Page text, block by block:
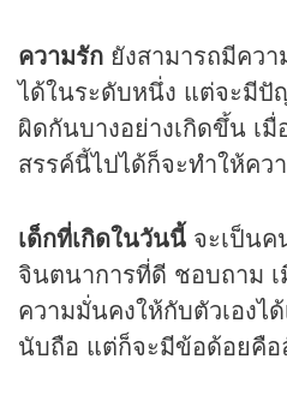
ความรัก ยังสามารถมีคว
ได้ในระดับหนึ่ง แต่จะมีปั
ผิดกันบางอย่างเกิดขึ้น เ
สรรค์นี้ไปได้ก็จะทำให้ค
เด็กที่เกิดในวันนี้ จะเป็นค
จินตนาการที่ดี ชอบถาม
ความมั่นคงให้กับตัวเองไ
นับถือ แต่ก็จะมีข้อด้อยคือ